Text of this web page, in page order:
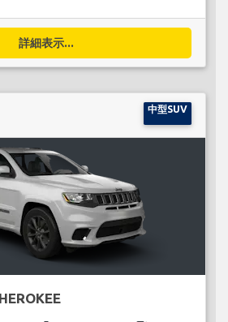
詳細表示...
中型SUV